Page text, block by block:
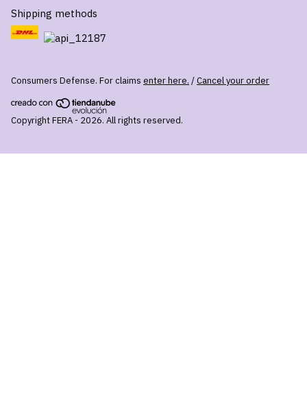
Shipping methods
Consumers Defense. For claims enter here. /Cancel your order
Copyright FERA - 2026. All rights reserved.